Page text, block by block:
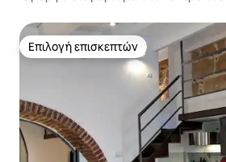
Επιλογή επισκεπτών
Επιλογή επισκεπτών